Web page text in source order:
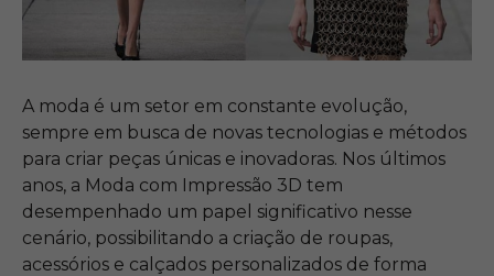
A moda é um setor em constante evolução,
sempre em busca de novas tecnologias e métodos
para criar peças únicas e inovadoras. Nos últimos
anos, a Moda com Impressão 3D tem
desempenhado um papel significativo nesse
cenário, possibilitando a criação de roupas,
acessórios e calçados personalizados de forma